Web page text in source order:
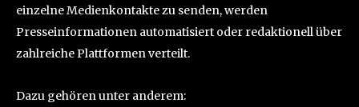
einzelne Medienkontakte zu senden, werden
Presseinformationen automatisiert oder redaktionell über
zahlreiche Plattformen verteilt.
Dazu gehören unter anderem: